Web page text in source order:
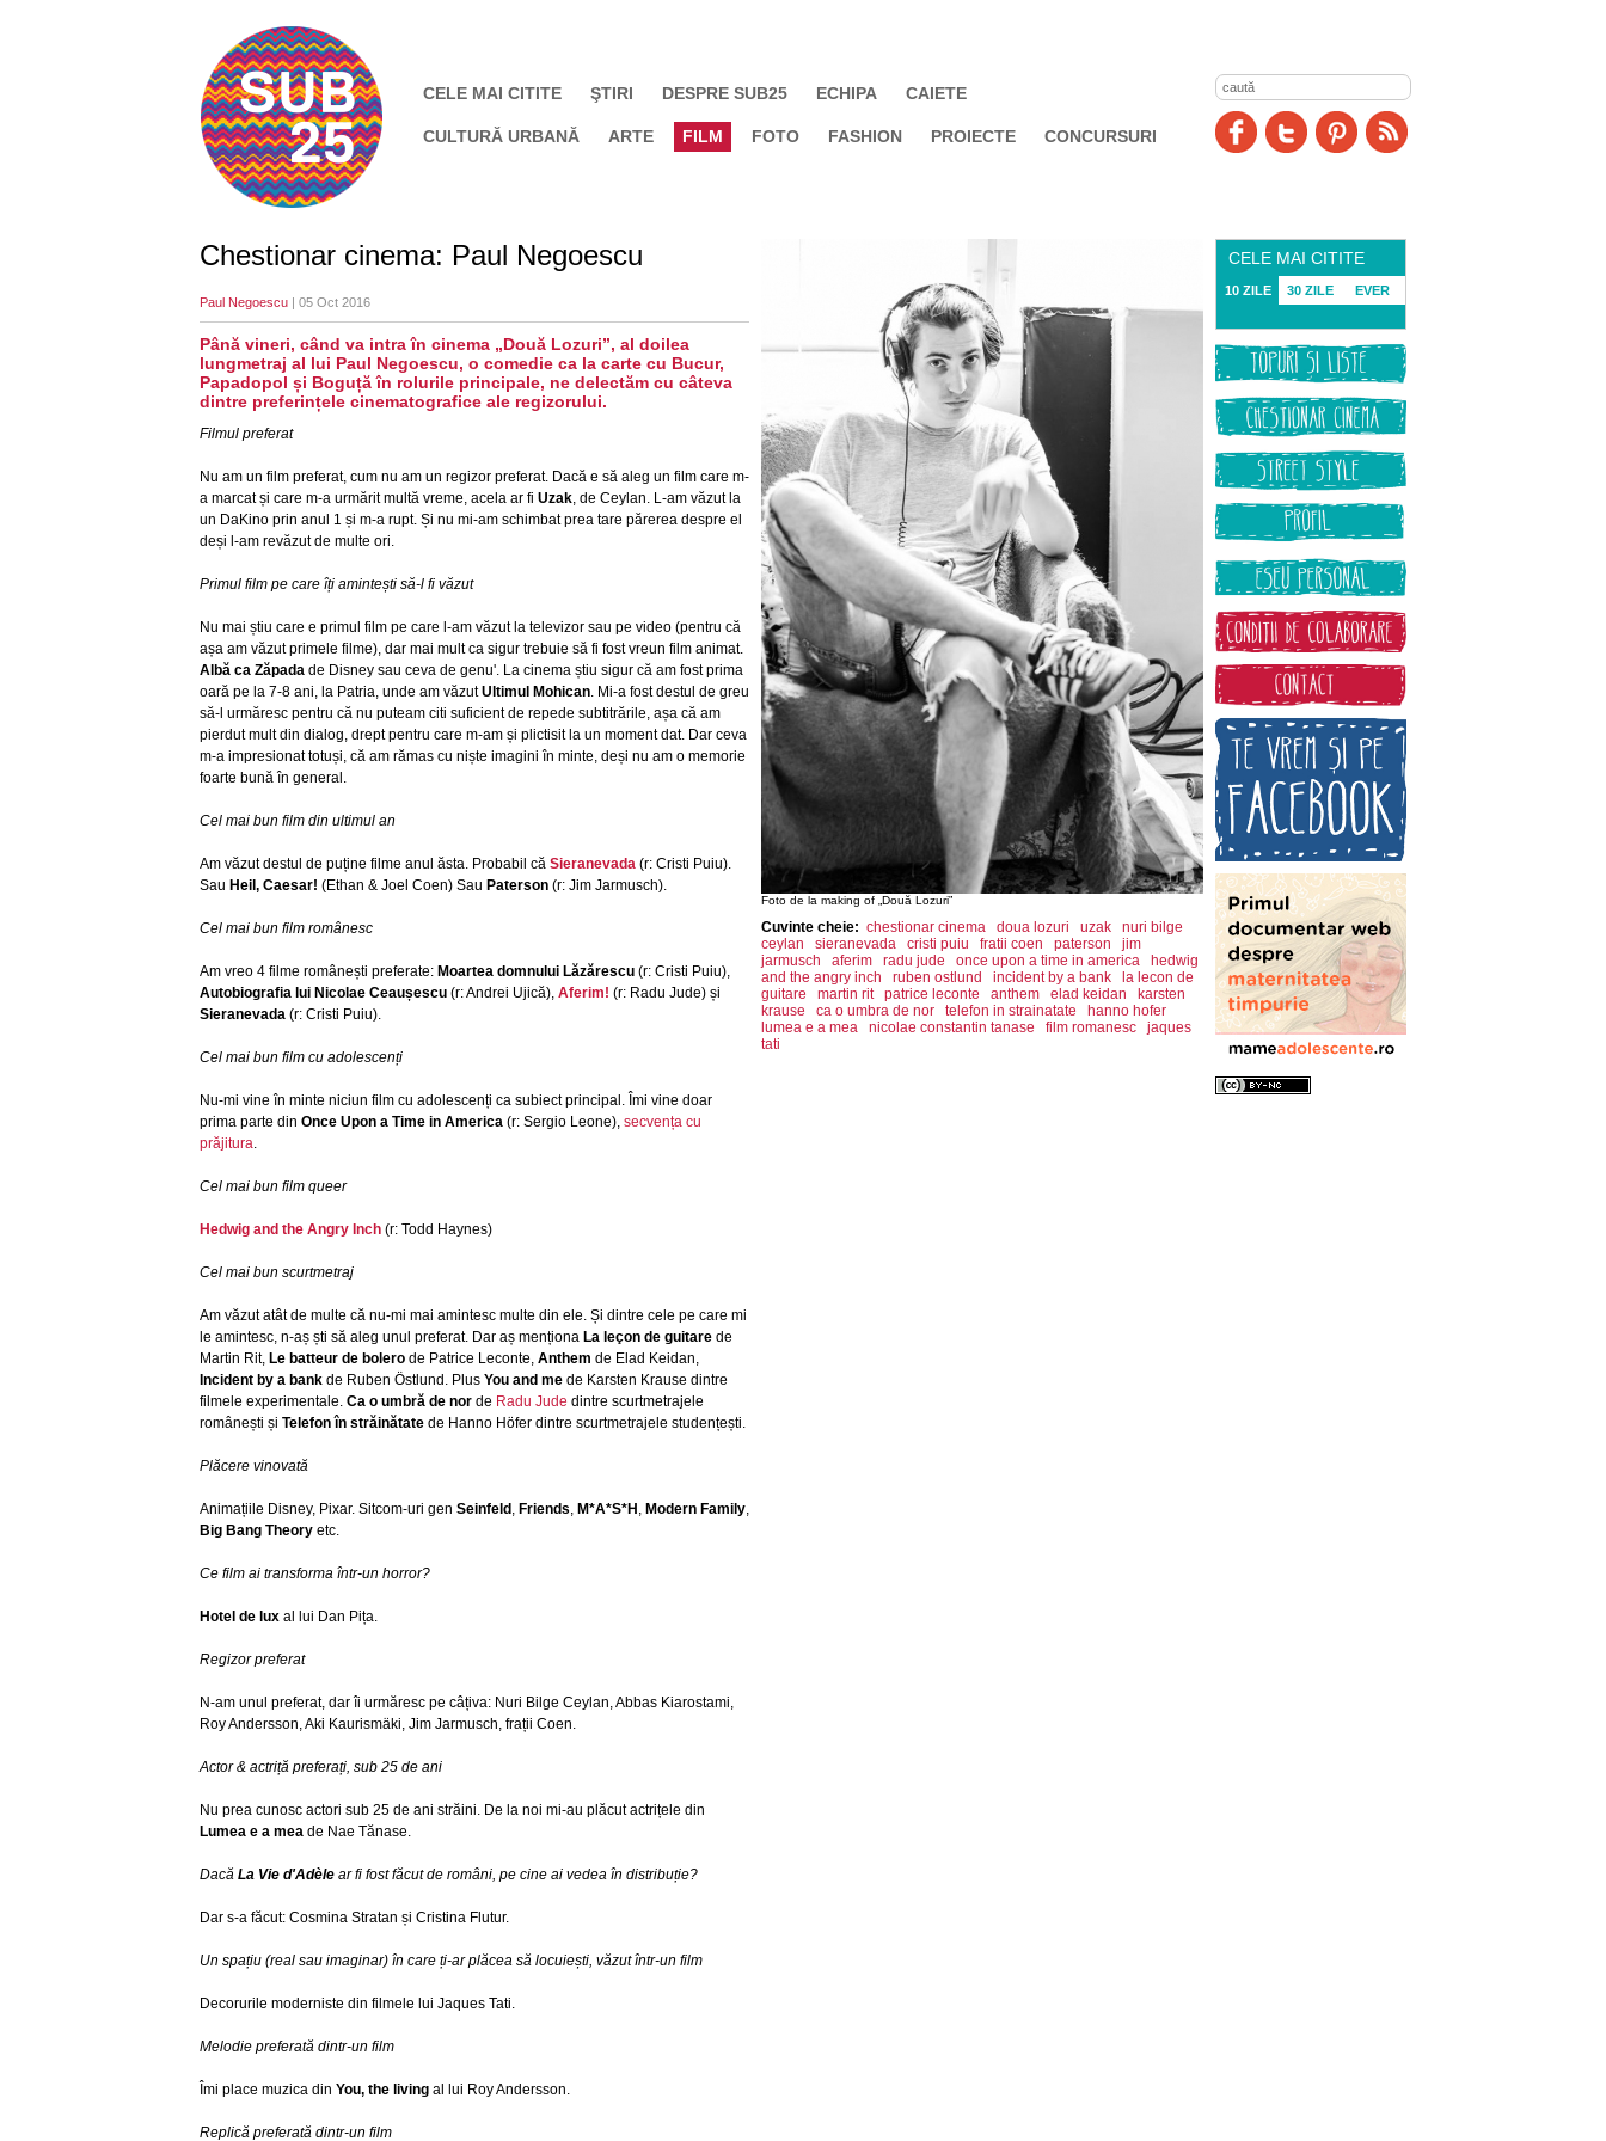
CELE MAI CITITE ŞTIRI DESPRE SUB25 ECHIPA CAIETE
CULTURĂ URBANĂ ARTE FILM FOTO FASHION PROIECTE CONCURSURI
Chestionar cinema: Paul Negoescu
Paul Negoescu | 05 Oct 2016
Până vineri, când va intra în cinema „Două Lozuri”, al doilea
lungmetraj al lui Paul Negoescu, o comedie ca la carte cu Bucur,
Papadopol și Boguță în rolurile principale, ne delectăm cu câteva
dintre preferințele cinematografice ale regizorului.
Filmul preferat
Nu am un film preferat, cum nu am un regizor preferat. Dacă e să aleg un film care m-
a marcat și care m-a urmărit multă vreme, acela ar fi Uzak, de Ceylan. L-am văzut la
un DaKino prin anul 1 și m-a rupt. Și nu mi-am schimbat prea tare părerea despre el
deși l-am revăzut de multe ori.
Primul film pe care îți amintești să-l fi văzut
Nu mai știu care e primul film pe care l-am văzut la televizor sau pe video (pentru că
așa am văzut primele filme), dar mai mult ca sigur trebuie să fi fost vreun film animat.
Albă ca Zăpada de Disney sau ceva de genu'. La cinema știu sigur că am fost prima
oară pe la 7-8 ani, la Patria, unde am văzutUltimul Mohican. Mi-a fost destul de greu
să-l urmăresc pentru că nu puteam citi suficient de repede subtitrările, așa că am
pierdut mult din dialog, drept pentru care m-am și plictisit la un moment dat. Dar ceva
m-a impresionat totuși, că am rămas cu niște imagini în minte, deși nu am o memorie
foarte bună în general.
Cel mai bun film din ultimul an
Am văzut destul de puține filme anul ăsta. Probabil că Sieranevada (r: Cristi Puiu).
Sau Heil, Caesar! (Ethan & Joel Coen) Sau Paterson (r: Jim Jarmusch).
Cel mai bun film românesc
Am vreo 4 filme românești preferate: Moartea domnului Lăzărescu (r: Cristi Puiu),
Autobiografia lui Nicolae Ceaușescu (r: Andrei Ujică), Aferim! (r: Radu Jude) și
Sieranevada (r: Cristi Puiu).
Cel mai bun film cu adolescenți
Nu-mi vine în minte niciun film cu adolescenți ca subiect principal. Îmi vine doar
prima parte din Once Upon a Time in America (r: Sergio Leone), secvența cu
prăjitura.
Cel mai bun film queer
Hedwig and the Angry Inch (r: Todd Haynes)
Cel mai bun scurtmetraj
Am văzut atât de multe că nu-mi mai amintesc multe din ele. Și dintre cele pe care mi
le amintesc, n-aș ști să aleg unul preferat. Dar aș menționa La leçon de guitare de
Martin Rit, Le batteur de bolero de Patrice Leconte, Anthem de Elad Keidan,
Incident by a bank de Ruben Östlund. Plus You and me de Karsten Krause dintre
filmele experimentale. Ca o umbră de nor de Radu Jude dintre scurtmetrajele
românești și Telefon în străinătate de Hanno Höfer dintre scurtmetrajele studențești.
Plăcere vinovată
Animațiile Disney, Pixar. Sitcom-uri gen Seinfeld , Friends, M*A*S*H , Modern Family,
Big Bang Theory etc.
Ce film ai transforma într-un horror?
Hotel de lux al lui Dan Pița.
Regizor preferat
N-am unul preferat, dar îi urmăresc pe câțiva: Nuri Bilge Ceylan, Abbas Kiarostami,
Roy Andersson, Aki Kaurismäki, Jim Jarmusch, frații Coen.
Actor & actriță preferați, sub 25 de ani
Nu prea cunosc actori sub 25 de ani străini. De la noi mi-au plăcut actrițele din
Lumea e a mea de Nae Tănase.
Dacă La Vie d'Adèle ar fi fost făcut de români, pe cine ai vedea în distribuție?
Dar s-a făcut: Cosmina Stratan și Cristina Flutur.
Un spațiu (real sau imaginar) în care ți-ar plăcea să locuiești, văzut într-un film
Decorurile moderniste din filmele lui Jaques Tati.
Melodie preferată dintr-un film
Îmi place muzica din You, the living al lui Roy Andersson.
Replică preferată dintr-un film
Foto de la making of „Două Lozuri”
Cuvinte cheie: chestionar cinema doua lozuri uzak
nuri bilge
ceylan
sieranevada cristi puiu fratii coen paterson
jim
jarmusch
aferim radu jude once upon a time in america
hedwig
and the angry inch
ruben ostlund incident by a bank
la lecon de
guitare
martin rit patrice leconte anthem elad keidan
karsten
krause
ca o umbra de nor telefon in strainatate
hanno hofer
lumea e a mea
nicolae constantin tanase film romanesc
jaques
tati
CELE MAI CITITE
10 ZILE 30 ZILE EVER